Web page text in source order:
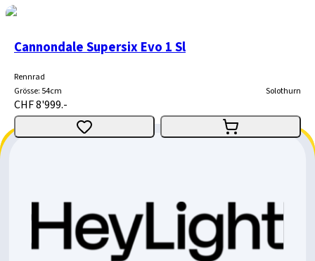
Cannondale Supersix Evo 1 Sl
Rennrad
Grösse: 54cm Solothurn
CHF 8'999.-
All-Mountain
E-Bike
Solothurn
CHF 8'799.-